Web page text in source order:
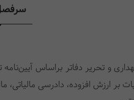
و تحریر دفاتر براساس
بر ارزش افزوده، دادرسی